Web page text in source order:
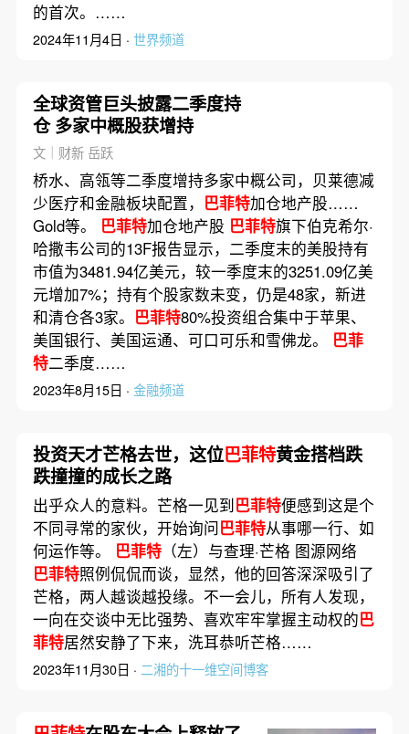
的首次。……
2024年11月4日 · 世界频道
全球资管巨头披露二季度持
仓 多家中概股获增持
文｜财新 岳跃
桥水、高瓴等二季度增持多家中概公司，贝莱德减
少医疗和金融板块配置， 巴菲特加仓地产股……
Gold等。 巴菲特加仓地产股 巴菲特旗下伯克希尔·
哈撒韦公司的13F报告显示，二季度末的美股持有
市值为3481.94亿美元，较一季度末的3251.09亿美
元增加7%；持有个股家数未变，仍是48家，新进
和清仓各3家。 巴菲特80%投资组合集中于苹果、
美国银行、美国运通、可口可乐和雪佛龙。 巴菲
特二季度……
2023年8月15日 · 金融频道
投资天才芒格去世，这位巴菲特黄金搭档跌
跌撞撞的成长之路
出乎众人的意料。芒格一见到巴菲特便感到这是个
不同寻常的家伙，开始询问巴菲特从事哪一行、如
何运作等。 巴菲特（左）与查理·芒格 图源网络
巴菲特照例侃侃而谈，显然，他的回答深深吸引了
芒格，两人越谈越投缘。不一会儿，所有人发现，
一向在交谈中无比强势、喜欢牢牢掌握主动权的巴
菲特居然安静了下来，洗耳恭听芒格……
2023年11月30日 · 二湘的十一维空间博客